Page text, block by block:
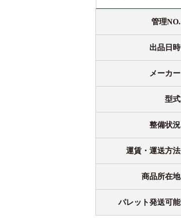
管理NO.
出品日時
メーカー
型式
整備状況
運賃・運送方法
商品所在地
パレット発送可能